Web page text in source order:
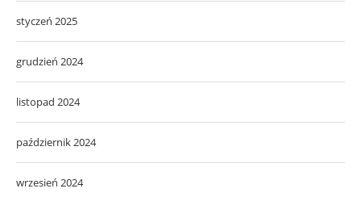
styczeń 2025
grudzień 2024
listopad 2024
październik 2024
wrzesień 2024